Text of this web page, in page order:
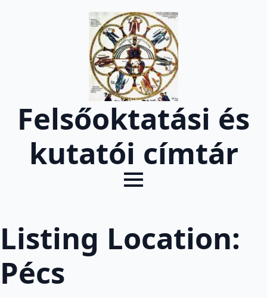
Felsőoktatási és
kutatói címtár
Listing Location:
Pécs